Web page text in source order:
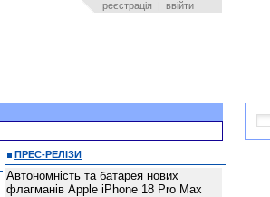
реєстрація | ввійти
ПРЕС-РЕЛІЗИ
Автономність та батарея нових
флагманів Apple iPhone 18 Pro Max